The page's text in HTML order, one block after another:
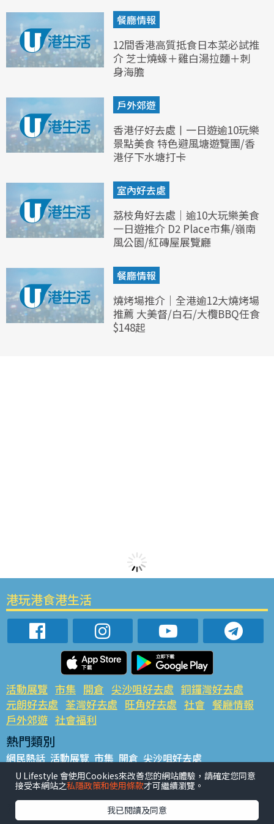
餐廳情報
12間香港高質抵食日本菜必試推
介 芝士燒蠔＋雞白湯拉麵＋刺
身海膽
戶外郊遊
香港仔好去處丨一日遊逾10玩樂
景點美食 特色避風塘遊覽團/香
港仔下水塘打卡
室內好去處
荔枝角好去處｜逾10大玩樂美食
一日遊推介 D2 Place市集/嶺南
風公園/紅磚屋展覽廳
餐廳情報
燒烤場推介｜全港逾12大燒烤場
推薦 大美督/白石/大欖BBQ任食
$148起
港玩港食港生活
活動展覽 市集 開倉 尖沙咀好去處 銅鑼灣好去處
元朗好去處 荃灣好去處 旺角好去處 社會 餐廳情報
戶外郊遊 社會福利
熱門類別
網民熱話 活動展覽 市集 開倉 尖沙咀好去處
銅鑼灣好去處 元朗好去處 荃灣好去處 旺角好去處 社會
餐廳情報 戶外郊遊
熱門標籤
U Lifestyle 會使用Cookies來改善您的網站體驗，請確定您同意
接受本網站之私隱政策和使用條款才可繼續瀏覽。
我已閱讀及同意